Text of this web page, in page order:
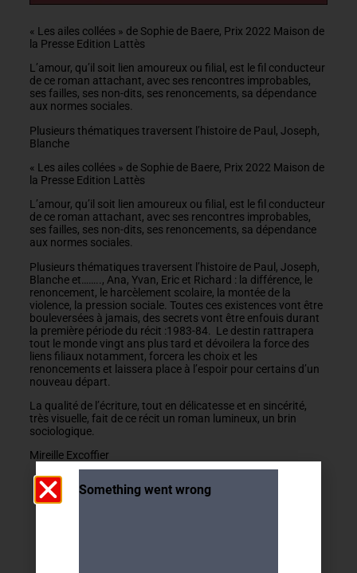
« Les ailes collées » de Sophie de Baere, Prix 2022 Maison de
la Presse Edition Lattès
L’amour, qu’il soit lien amoureux ou filial, est le fil conducteur
de ce roman attachant, avec ses rencontres improbables,
ses failles, ses non-dits, ses renoncements, sa dépendance
aux normes sociales.
Plusieurs thématiques traversent l’histoire de Paul, Joseph,
Blanche
« Les ailes collées » de Sophie de Baere, Prix 2022 Maison de
la Presse Edition Lattès
L’amour, qu’il soit lien amoureux ou filial, est le fil conducteur
de ce roman attachant, avec ses rencontres improbables,
ses failles, ses non-dits, ses renoncements, sa dépendance
aux normes sociales.
Plusieurs thématiques traversent l’histoire de Paul, Joseph,
Blanche et…….., Ana, Yvan, Eric et Richard : la différence, le
renoncement, le harcèlement scolaire, la montée de la
violence, la pression sociale. Toutes ces existences vont être
bouleversées à jamais, des secrets vont être enfouis durant
la première période du récit :1983-84. Le destin rattrapera
tout le monde vingt ans plus tard et dévoilera la force des
liens filiaux notamment, forcera les choix et les
renoncements et laissera place à l’espoir pour certains d’un
nouveau départ.
La qualité de l’écriture, tout en délicatesse et en sincérité,
très visuelle, fait de ce récit un roman lumineux, un brin
sociologique.
Mireille Excoffier